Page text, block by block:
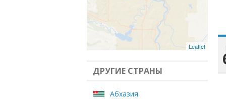
Leaflet
ДРУГИЕ СТРАНЫ
Абхазия